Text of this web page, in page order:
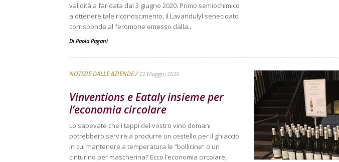
validità a far data dal 3 giugno 2020. Primo semiochimico
a ottenere tale riconoscimento, il Lavandulyl senecioato
corrisponde al feromone emesso dalla...
Di Paola Pagani
NOTIZIE DALLE AZIENDE 22 Maggio 2020
Vinventions e Eataly insieme per
l’economia circolare
Lo sapevate che i tappi del vostro vino domani
potrebbero servire a produrre un cestello per il ghiaccio
in cui mantenere a temperatura le “bollicine” o un
cinturino per mascherina? Ecco l’economia circolare,